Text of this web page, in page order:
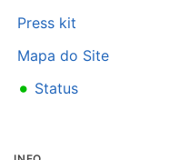
Press kit
Mapa do Site
• Status